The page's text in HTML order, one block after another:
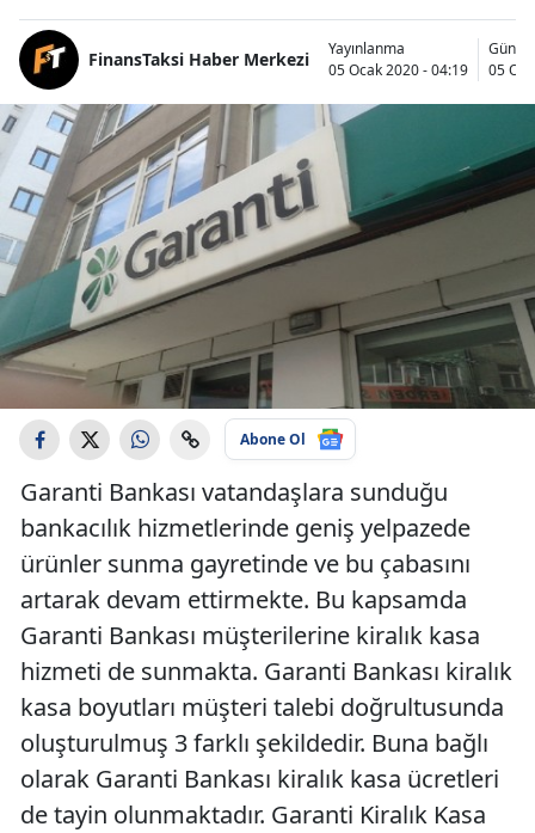
FinansTaksi Haber Merkezi
Yayınlanma
05 Ocak 2020 - 04:19
05
Abone Ol
Garanti Bankası vatandaşlara sunduğu
bankacılık hizmetlerinde geniş yelpazede
ürünler sunma gayretinde ve bu çabasını
artarak devam ettirmekte. Bu kapsamda
Garanti Bankası müşterilerine kiralık kasa
hizmeti de sunmakta. Garanti Bankası kiralık
kasa boyutları müşteri talebi doğrultusunda
oluşturulmuş 3 farklı şekildedir. Buna bağlı
olarak Garanti Bankası kiralık kasa ücretleri
de tayin olunmaktadır. Garanti Kiralık Kasa